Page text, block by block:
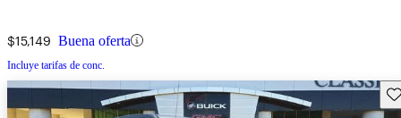
$15,149 Buena oferta
Incluye tarifas de conc.